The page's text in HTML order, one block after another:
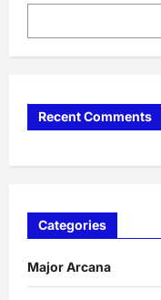
Recent Comments
Categories
Major Arcana